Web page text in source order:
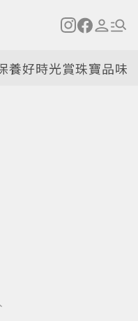
養好時光賞珠寶品味